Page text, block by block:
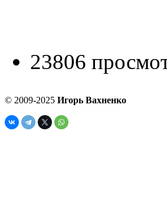
23806
© 2009-2025 Игорь Вахненко